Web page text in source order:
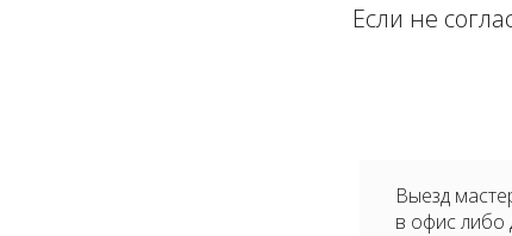
Если не
Выезд
в офис либо